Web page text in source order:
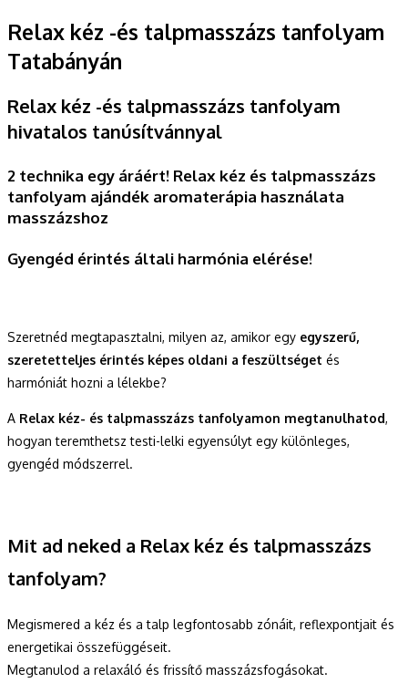
Relax kéz -és talpmasszázs tanfolyam
Tatabányán
Relax kéz -és talpmasszázs tanfolyam
hivatalos tanúsítvánnyal
2 technika egy áráért! Relax kéz és talpmasszázs
tanfolyam ajándék aromaterápia használata
masszázshoz
Gyengéd érintés általi harmónia elérése!
Szeretnéd megtapasztalni, milyen az, amikor egy egyszerű,
szeretetteljes érintés képes oldani a feszültséget és
harmóniát hozni a lélekbe?
A Relax kéz- és talpmasszázs tanfolyamon megtanulhatod,
hogyan teremthetsz testi-lelki egyensúlyt egy különleges,
gyengéd módszerrel.
Mit ad neked a Relax kéz és talpmasszázs
tanfolyam?
Megismered a kéz és a talp legfontosabb zónáit, reflexpontjait és
energetikai összefüggéseit.
Megtanulod a relaxáló és frissítő masszázsfogásokat.